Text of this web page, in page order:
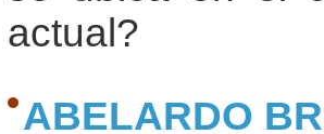
actual?
ABELARDO